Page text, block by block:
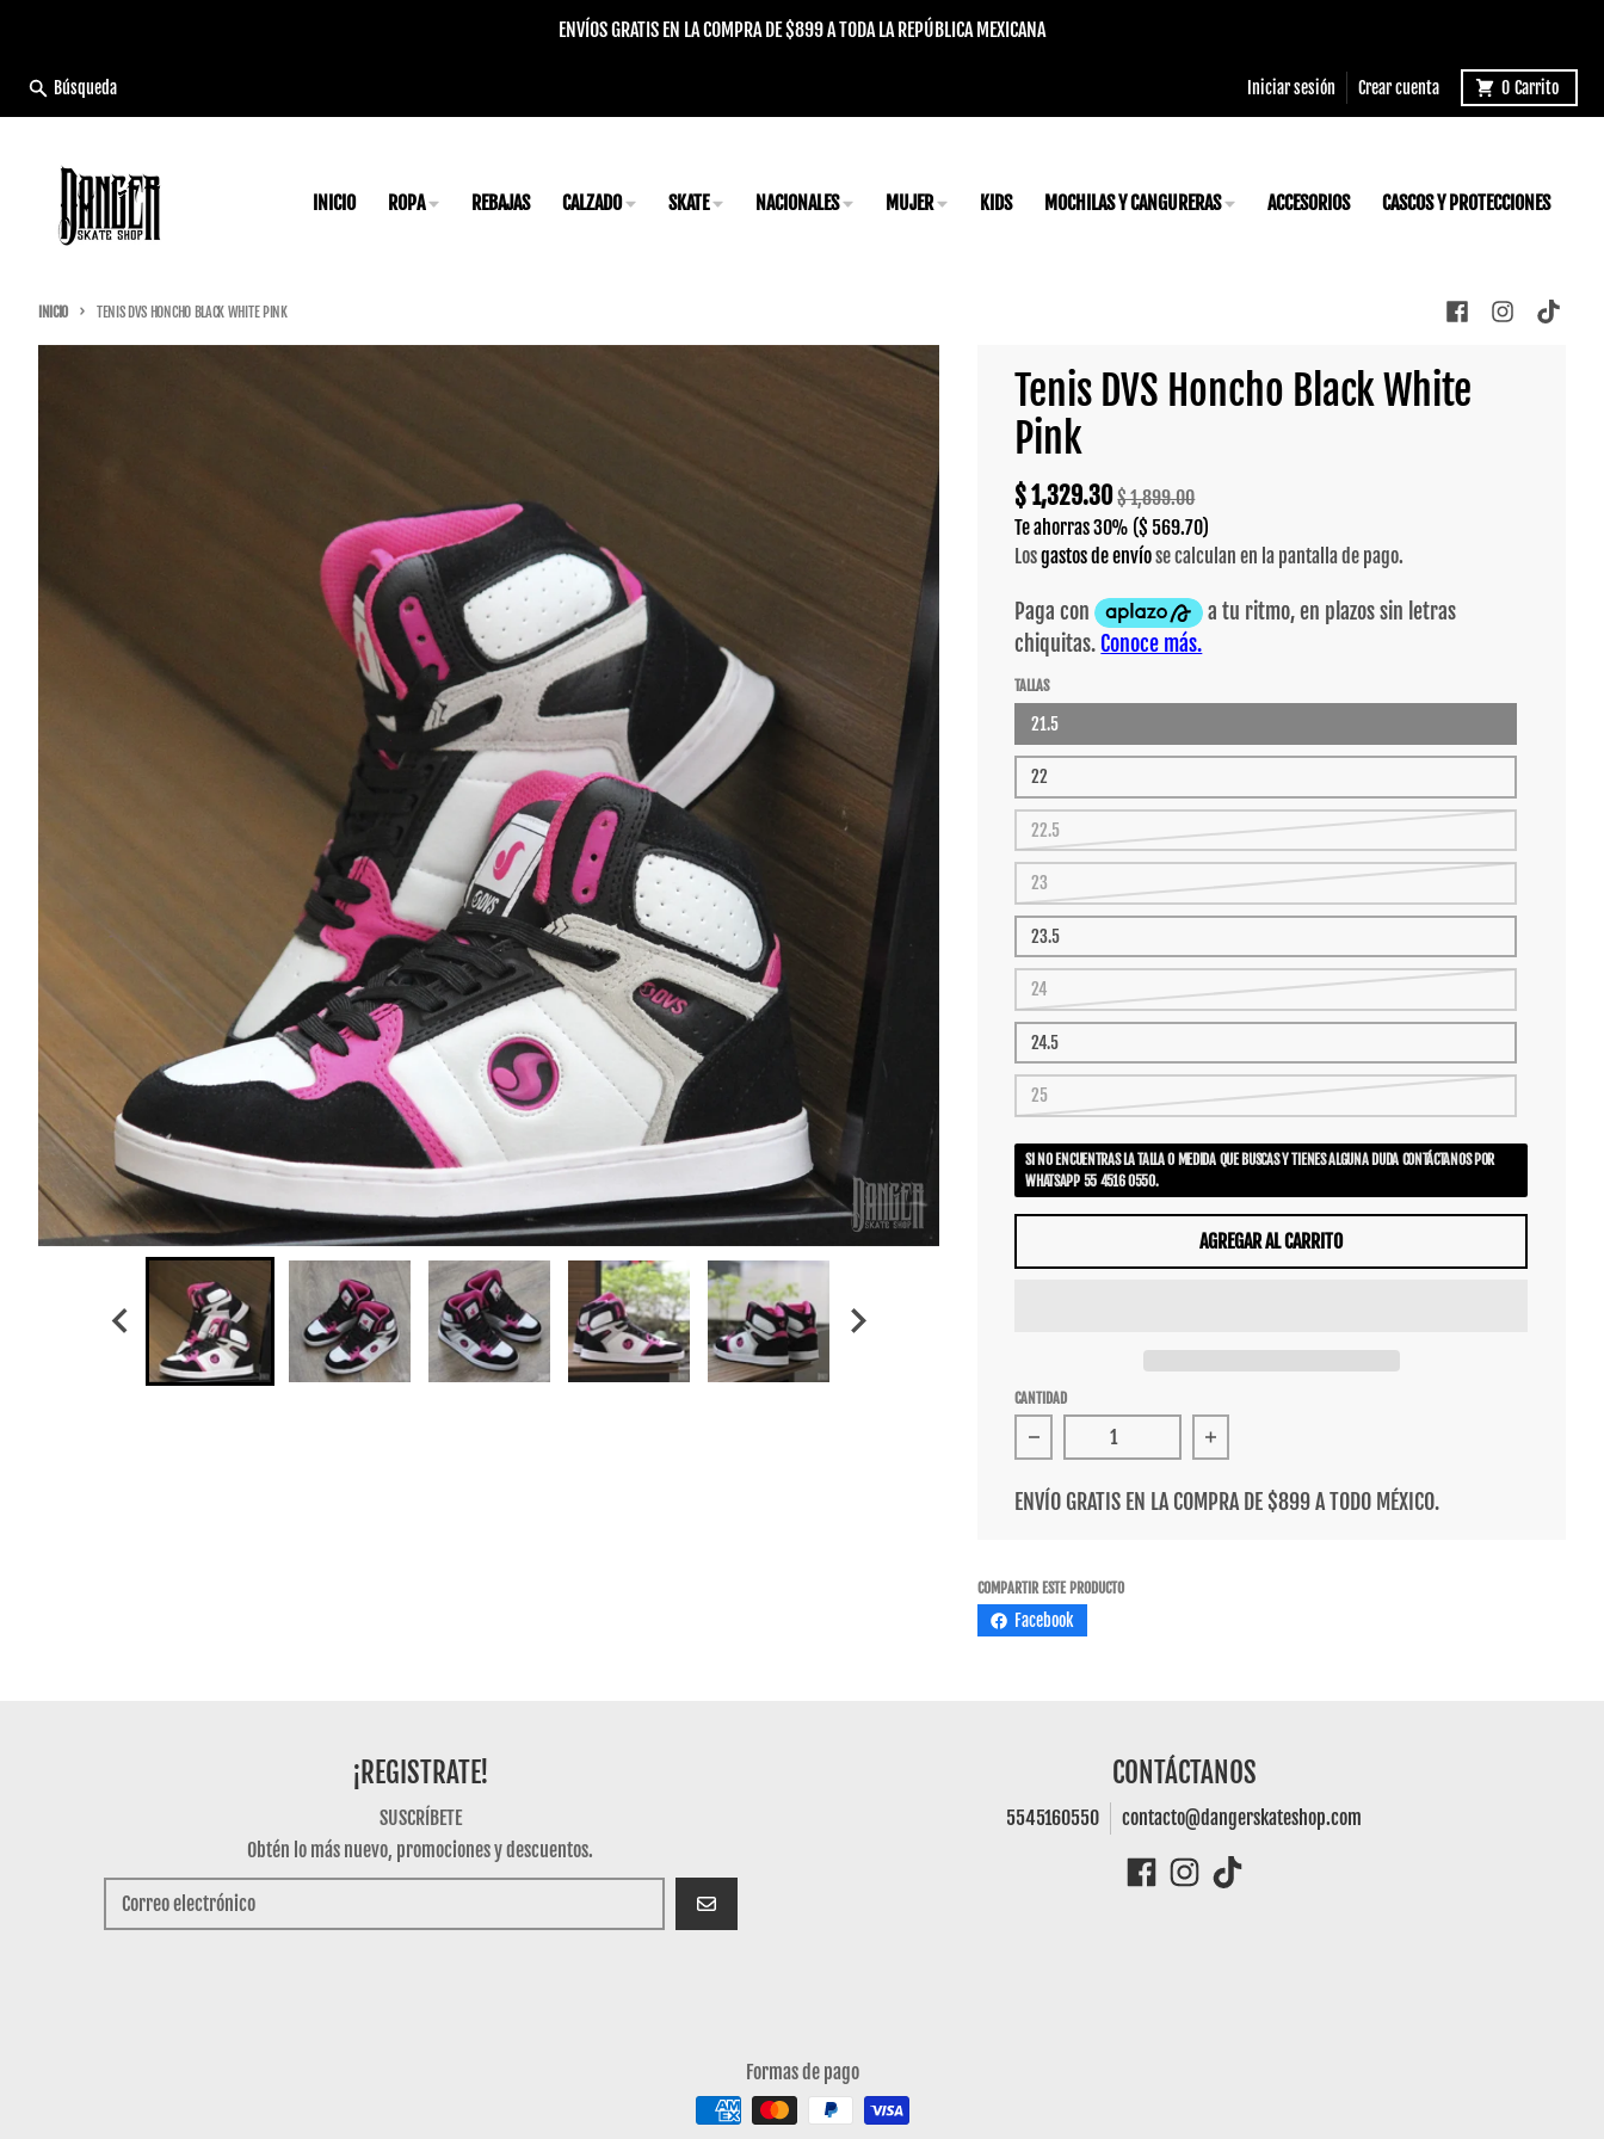
ENVÍOS GRATIS EN LA COMPRA DE $899 A TODA LA REPÚBLICA MEXICANA
Búsqueda Iniciar sesión Crear cuenta 0 Carrito
INICIO ROPA REBAJAS CALZADO SKATE NACIONALES MUJER KIDS MOCHILAS Y CANGURERAS ACCESORIOS CASCOS Y PROTECCIONES
INICIO TENIS DVS HONCHO BLACK WHITE PINK
Tenis DVS Honcho Black White
Pink
$ 1,329.30$ 1,899.00
Te ahorras30% ($ 569.70)
Losgastos de envíose calculan en la pantalla de pago.
TALLAS
21.5
22
22.5
23
23.5
24
24.5
25
SI NO ENCUENTRAS LA TALLA O MEDIDA QUE BUSCAS Y TIENES ALGUNA DUDA CONTÁCTANOS POR
WHATSAPP 55 4516 0550.
AGREGAR AL CARRITO
CANTIDAD
Reducir cantidad para Tenis DVS Honcho Black White Pink
Aumentar cantidad para Tenis DVS Honcho
ENVÍO GRATIS EN LA COMPRA DE $899 A TODO MÉXICO.
COMPARTIR ESTE PRODUCTO
Facebook
¡REGISTRATE!
SUSCRÍBETE
Obtén lo más nuevo, promociones y descuentos.
SUSCRIBIRSE
CONTÁCTANOS
5545160550 contacto@dangerskateshop.com
Formas de pago